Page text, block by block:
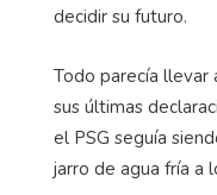
decidir su futuro.
Todo parecía llevar
sus últimas
el PSG seguía
jarro de agua fría a